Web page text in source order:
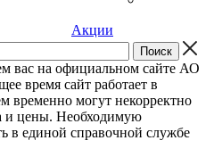
Акции
вас на официальном сайте АО
время сайт работает в
временно могут некорректно
и цены. Необходимую
единой справочной службе